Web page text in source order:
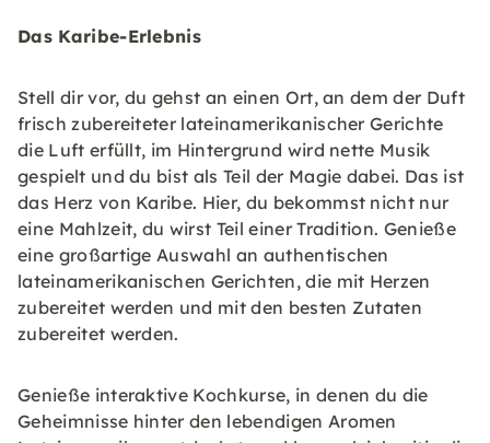
Das Karibe-Erlebnis
Stell dir vor, du gehst an einen Ort, an dem der Duft
frisch zubereiteter lateinamerikanischer Gerichte
die Luft erfüllt, im Hintergrund wird nette Musik
gespielt und du bist als Teil der Magie dabei. Das ist
das Herz von Karibe. Hier, du bekommst nicht nur
eine Mahlzeit, du wirst Teil einer Tradition. Genieße
eine großartige Auswahl an authentischen
lateinamerikanischen Gerichten, die mit Herzen
zubereitet werden und mit den besten Zutaten
zubereitet werden.
Genieße interaktive Kochkurse, in denen du die
Geheimnisse hinter den lebendigen Aromen